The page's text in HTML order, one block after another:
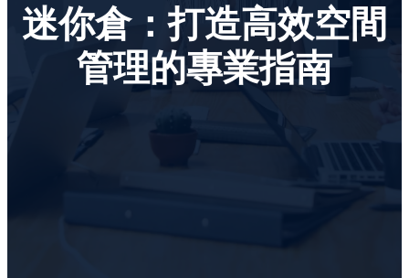
迷你倉：打造高效空間
管理的專業指南